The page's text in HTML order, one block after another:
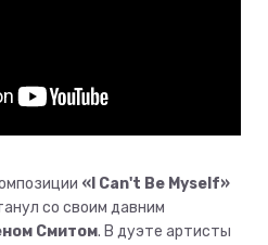
«I Can't Be Myself»
со своим давним
Смитом. В дуэте артисты